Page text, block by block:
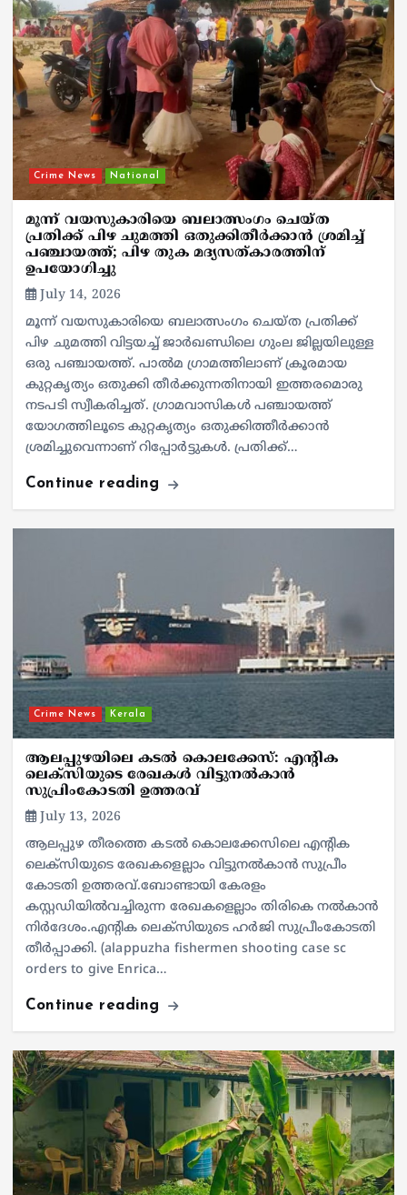
Crime News National
മൂന്ന് വയസുകാരിയെ ബലാത്സംഗം ചെയ്ത
പ്രതിക്ക് പിഴ ചുമത്തി ഒതുക്കിതീര്‍ക്കാന്‍ ശ്രമിച്ച്
പഞ്ചായത്ത്; പിഴ തുക മദ്യസത്കാരത്തിന്
ഉപയോഗിച്ചു
July 14, 2026
മൂന്ന് വയസുകാരിയെ ബലാത്സംഗം ചെയ്ത പ്രതിക്ക്
പിഴ ചുമത്തി വിട്ടയച്ച് ജാര്‍ഖണ്ഡിലെ ഗുംല ജില്ലയിലുള്ള
ഒരു പഞ്ചായത്ത്. പാല്‍മ ഗ്രാമത്തിലാണ് ക്രൂരമായ
കുറ്റകൃത്യം ഒതുക്കി തീര്‍ക്കുന്നതിനായി ഇത്തരമൊരു
നടപടി സ്വീകരിച്ചത്. ഗ്രാമവാസികള്‍ പഞ്ചായത്ത്
യോഗത്തിലൂടെ കുറ്റകൃത്യം ഒതുക്കിത്തീര്‍ക്കാന്‍
ശ്രമിച്ചുവെന്നാണ് റിപ്പോര്‍ട്ടുകള്‍. പ്രതിക്ക്…
Continue reading
Crime News Kerala
ആലപ്പുഴയിലെ കടല്‍ കൊലക്കേസ്: എന്റിക
ലെക്‌സിയുടെ രേഖകള്‍ വിട്ടുനല്‍കാന്‍
സുപ്രിംകോടതി ഉത്തരവ്
July 13, 2026
ആലപ്പുഴ തീരത്തെ കടല്‍ കൊലക്കേസിലെ എന്റിക
ലെക്‌സിയുടെ രേഖകളെല്ലാം വിട്ടുനല്‍കാന്‍ സുപ്രീം
കോടതി ഉത്തരവ്.ബോണ്ടായി കേരളം
കസ്റ്റഡിയില്‍വച്ചിരുന്ന രേഖകളെല്ലാം തിരികെ നല്‍കാന്‍
നിര്‍ദേശം.എന്റിക ലെക്‌സിയുടെ ഹര്‍ജി സുപ്രീംകോടതി
തീര്‍പ്പാക്കി. (alappuzha fishermen shooting case sc
orders to give Enrica…
Continue reading